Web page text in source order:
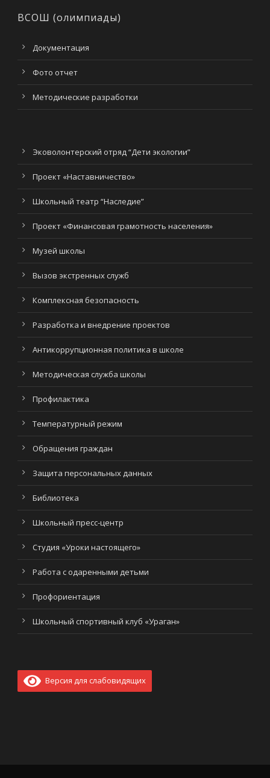
ВСОШ (олимпиады)
Документация
Фото отчет
Методические разработки
Эковолонтерский отряд “Дети экологии”
Проект «Наставничество»
Школьный театр “Наследие”
Проект «Финансовая грамотность населения»
Музей школы
Вызов экстренных служб
Комплексная безопасность
Разработка и внедрение проектов
Антикоррупционная политика в школе
Методическая служба школы
Профилактика
Температурный режим
Обращения граждан
Защита персональных данных
Библиотека
Школьный пресс-центр
Студия «Уроки настоящего»
Работа с одаренными детьми
Профориентация
Школьный спортивный клуб «Ураган»
Версия для слабовидящих